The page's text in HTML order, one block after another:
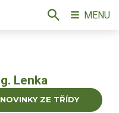
Lenka
NOVINKY ZE TŘÍDY
MENU